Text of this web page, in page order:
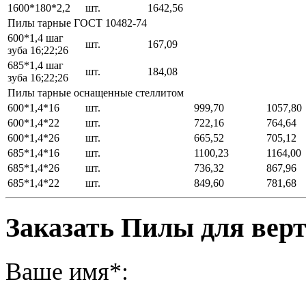
1600*180*2,2
шт.
1642,56
Пилы тарные ГОСТ 10482-74
600*1,4 шаг
зуба 16;22;26
шт.
167,09
685*1,4 шаг
зуба 16;22;26
шт.
184,08
Пилы тарные оснащенные стеллитом
600*1,4*16
шт. 999,70
1057,80
600*1,4*22
шт. 722,16
764,64
600*1,4*26
шт. 665,52
705,12
685*1,4*16
шт. 1100,23
1164,00
685*1,4*26
шт. 736,32
867,96
685*1,4*22
шт. 849,60 781,68
Заказать Пилы для
Ваше имя*: